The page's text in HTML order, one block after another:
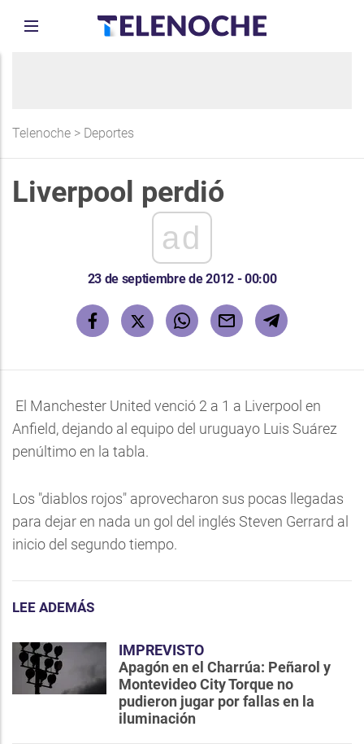
Telenoche > Deportes
Liverpool perdió
ad
23 de septiembre de 2012 - 00:00
El Manchester United venció 2 a 1 a Liverpool en
Anfield, dejando al equipo del uruguayo Luis Suárez
penúltimo en la tabla.
Los "diablos rojos" aprovecharon sus pocas llegadas
para dejar en nada un gol del inglés Steven Gerrard al
inicio del segundo tiempo.
LEE ADEMÁS
IMPREVISTO
Apagón en el Charrúa: Peñarol y
Montevideo City Torque no
pudieron jugar por fallas en la
iluminación